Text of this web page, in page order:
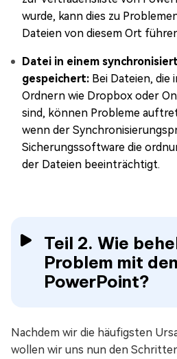
wurde, kann dies zu
Dateien von diesem Ort
Datei in einem
gespeichert: Bei Dateien, die
Ordnern wie Dropbox oder
sind, können Probleme
wenn der
Sicherungssoftware die
der Dateien beeinträchtigt.
Teil 2. Wie
Problem mit
PowerPoint?
Nachdem wir die häufigsten
wollen wir uns nun den